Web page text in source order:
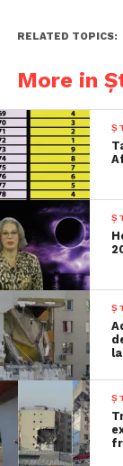
RELATED TOPICS:
More in